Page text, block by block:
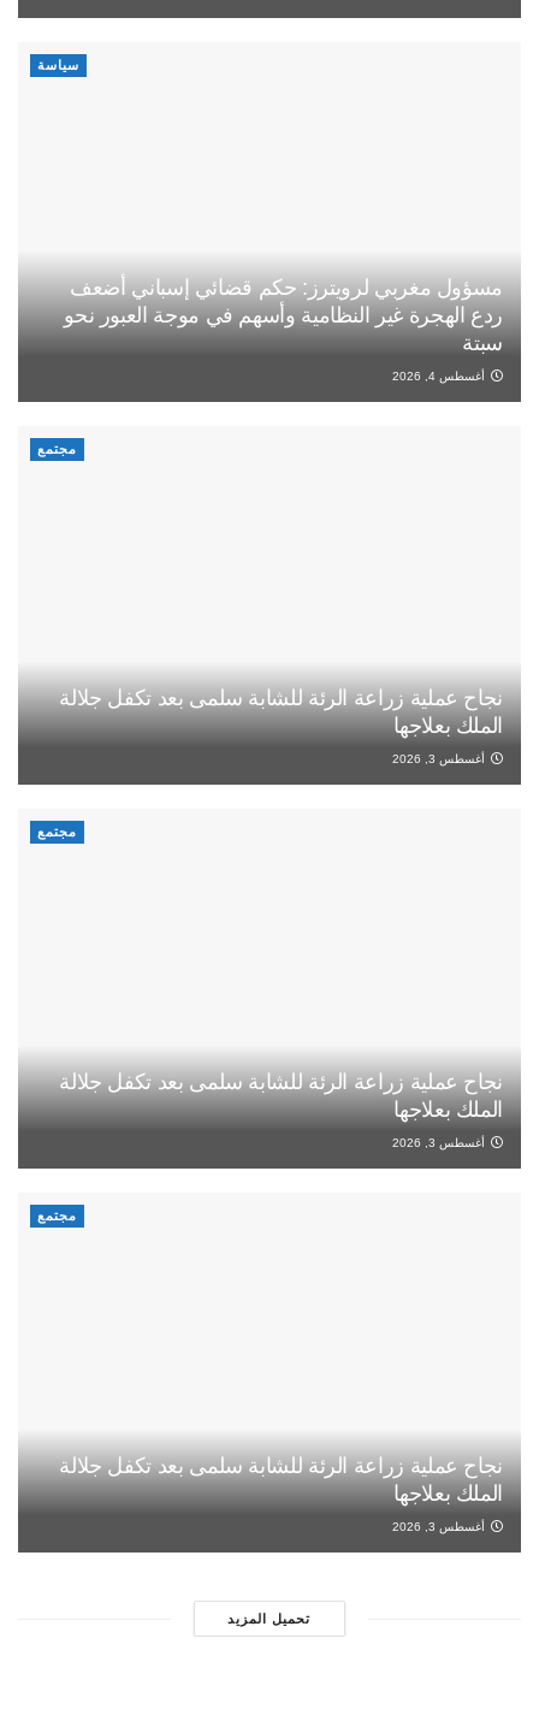
سياسة
مسؤول مغربي لرويترز: حكم قضائي إسباني أضعف
ردع الهجرة غير النظامية وأسهم في موجة العبور نحو
سبتة
أغسطس 4, 2026
مجتمع
نجاح عملية زراعة الرئة للشابة سلمى بعد تكفل جلالة
الملك بعلاجها
أغسطس 3, 2026
مجتمع
نجاح عملية زراعة الرئة للشابة سلمى بعد تكفل جلالة
الملك بعلاجها
أغسطس 3, 2026
مجتمع
نجاح عملية زراعة الرئة للشابة سلمى بعد تكفل جلالة
الملك بعلاجها
أغسطس 3, 2026
تحميل المزيد